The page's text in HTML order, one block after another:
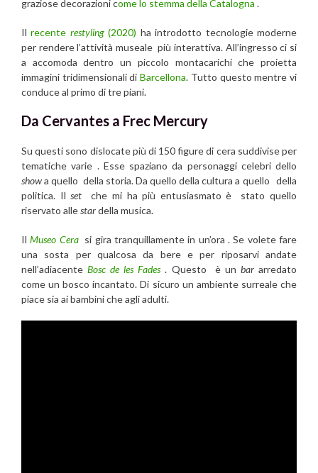
graziose decorazioni come lo stemma della Catalogna .
Ilrecente restyling(2020) ha introdotto tecnologie moderne
per rendere l’attività museale più interattiva. All’ingresso ci si
a accomoda dentro un piccolo montacarichi che proietta
immagini tridimensionali diBarcellona. Tutto questo mentre vi
conduce al primo di tre piani.
Da Cervantes a Frec Mercury
Su questi sono dislocate più di 150 figure di cera suddivise per
tematiche varie . Esse spaziano da personaggi celebri dello
showa quello della storia. Da quello della cultura a quello della
politica. Ilset che mi ha più entusiasmato è stato quello
riservato allestardella musica.
IlMuseo Cera si gira tranquillamente in un’ora . Se volete fare
una sosta per qualcosa da bere e per riposarvi andate
nell’adiacenteBosc de les Fades. Questo è un bararredato
come un bosco incantato. Di sicuro un ambiente surreale che
piace sia ai bambini che agli adulti.